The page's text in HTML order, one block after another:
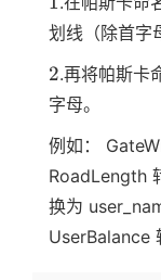
划线（除首字
2
2.再将帕斯卡
字母。
例如：
RoadLength
换为
UserBalance